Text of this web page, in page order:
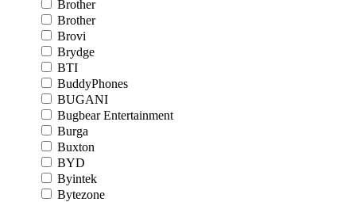
Brother
Brother
Brovi
Brydge
BTI
BuddyPhones
BUGANI
Bugbear Entertainment
Burga
Buxton
BYD
Byintek
Bytezone